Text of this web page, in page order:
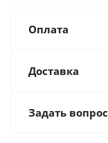
Оплата
Доставка
Задать вопрос